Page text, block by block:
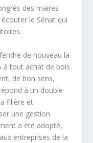
des maires
le Sénat qui
de nouveau la
à tout achat de bois
de bon sens,
à un double
filière et
une gestion
a été adopté,
entreprises de la